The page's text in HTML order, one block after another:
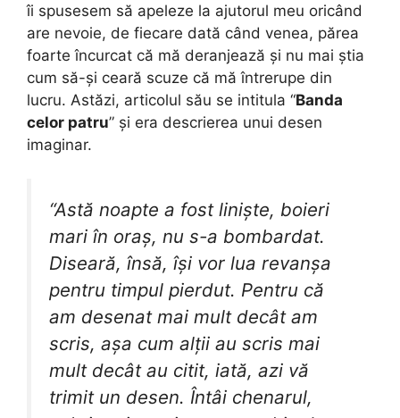
îi spusesem să apeleze la ajutorul meu oricând
are nevoie, de fiecare dată când venea, părea
foarte încurcat că mă deranjează și nu mai știa
cum să-și ceară scuze că mă întrerupe din
lucru. Astăzi, articolul său se intitula “Banda
celor patru” și era descrierea unui desen
imaginar.
“Astă noapte a fost liniște, boieri
mari în oraș, nu s-a bombardat.
Diseară, însă, își vor lua revanșa
pentru timpul pierdut. Pentru că
am desenat mai mult decât am
scris, așa cum alții au scris mai
mult decât au citit, iată, azi vă
trimit un desen. Întâi chenarul,